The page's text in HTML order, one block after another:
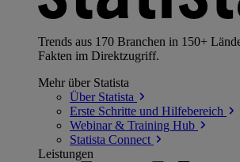
Trends aus 170 Branchen in 150+
Fakten im Direktzugriff.
Mehr über Statista
Über Statista
Erste Schritte und Hilfebereich
Webinar & Training Hub
Statista Connect
Leistungen